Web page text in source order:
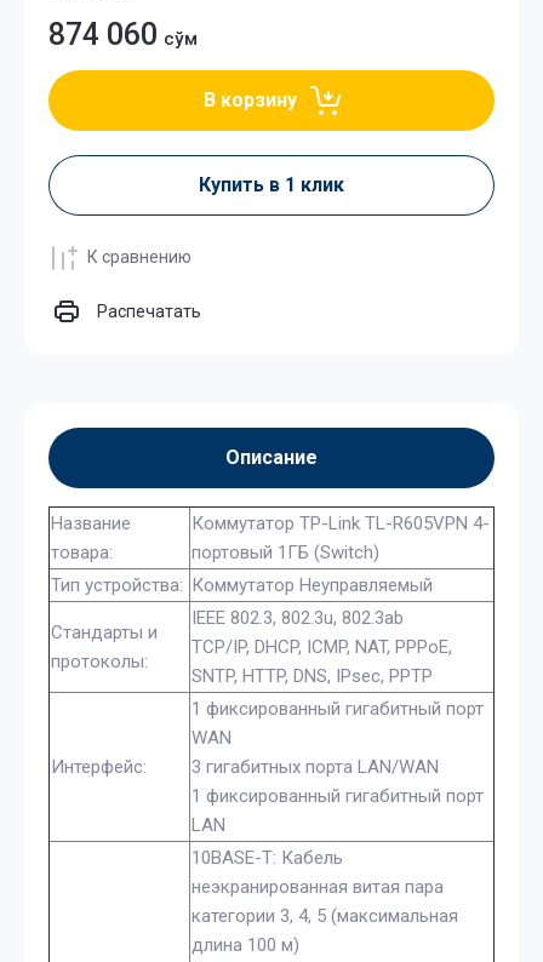
874 060 сўм
В корзину
Купить в 1 клик
К сравнению
Распечатать
Описание
Название
товара:
Коммутатор TP-Link TL-R605VPN 4-
портовый 1ГБ (Switch)
Тип устройства: Коммутатор Неуправляемый
Стандарты и
протоколы:
IEEE 802.3, 802.3u, 802.3ab
TCP/IP, DHCP, ICMP, NAT, PPPoE,
SNTP, HTTP, DNS, IPsec, PPTP
Интерфейс:
1 фиксированный гигабитный порт
WAN
3 гигабитных порта LAN/WAN
1 фиксированный гигабитный порт
LAN
10BASE-T: Кабель
неэкранированная витая пара
категории 3, 4, 5 (максимальная
длина 100 м)